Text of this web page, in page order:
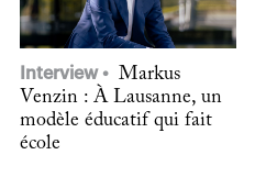
Interview
Markus
Venzin : À Lausanne, un
modèle éducatif qui fait
école